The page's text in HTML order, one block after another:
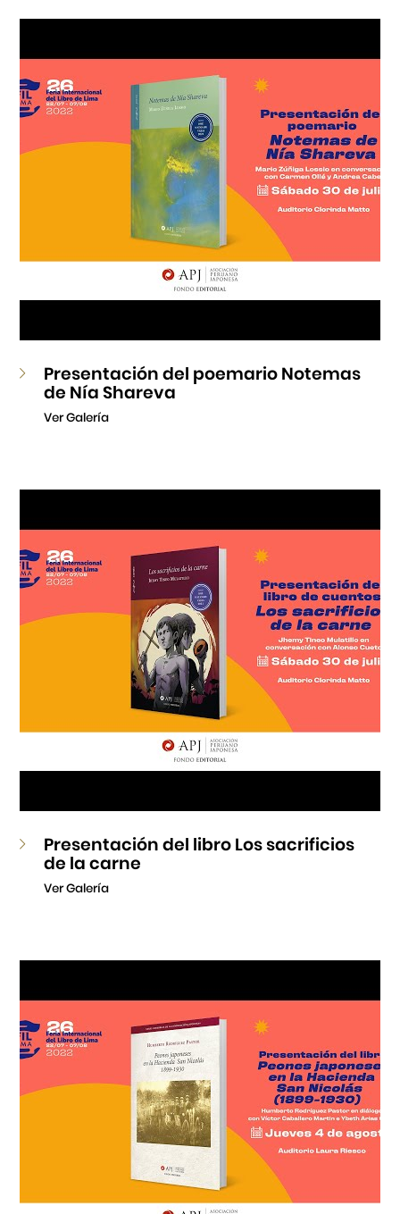
Museo de la Inmigración Japonesa
Fondo Editorial
Teatro Peruano Japonés
Presentación del poemario Notemas
de Nía Shareva
Ver Galería
Presentación del libro Los sacrificios
de la carne
Ver Galería